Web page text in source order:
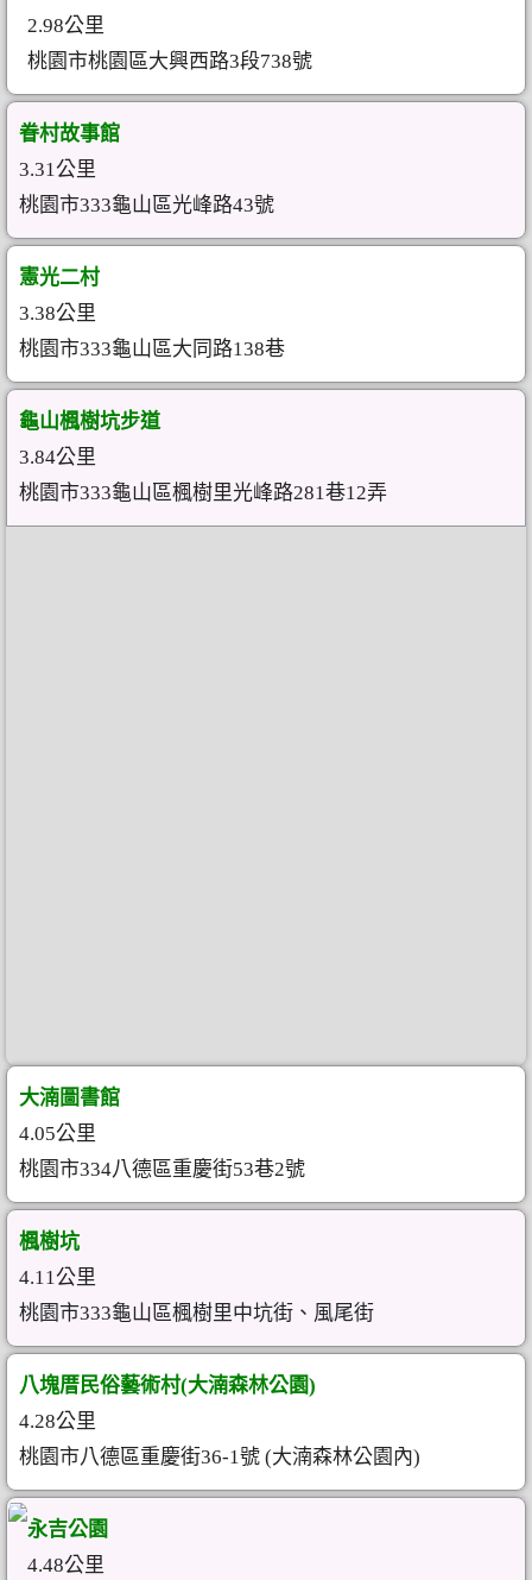
2.98公里
桃園市桃園區大興西路3段738號
眷村故事館
3.31公里
桃園市333龜山區光峰路43號
憲光二村
3.38公里
桃園市333龜山區大同路138巷
龜山楓樹坑步道
3.84公里
桃園市333龜山區楓樹里光峰路281巷12弄
大湳圖書館
4.05公里
桃園市334八德區重慶街53巷2號
楓樹坑
4.11公里
桃園市333龜山區楓樹里中坑街、風尾街
八塊厝民俗藝術村(大湳森林公園)
4.28公里
桃園市八德區重慶街36-1號 (大湳森林公園內)
永吉公園
4.48公里